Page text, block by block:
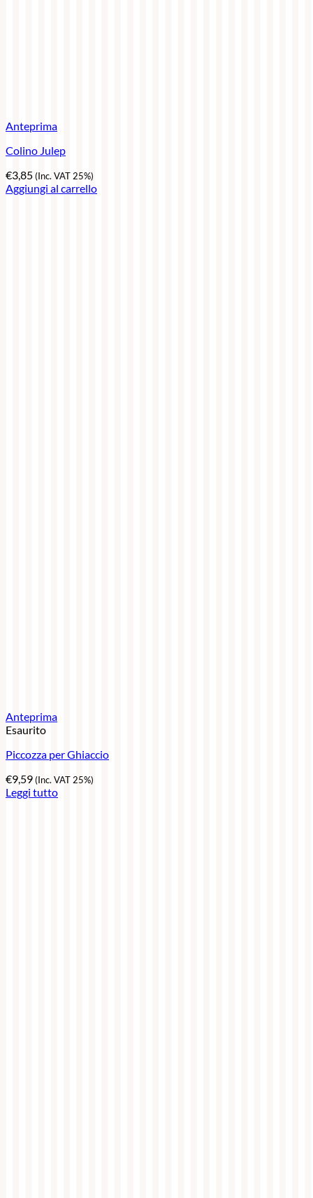
Anteprima
Colino Julep
€3,85(Inc. VAT 25%)
Aggiungi al carrello
Anteprima
Esaurito
Piccozza per Ghiaccio
€9,59(Inc. VAT 25%)
Leggi tutto